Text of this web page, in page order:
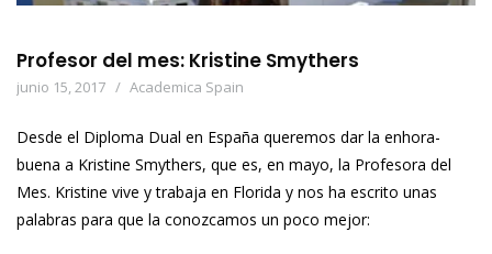
Profesor del mes: Kristine Smythers
junio 15, 2017 Academica Spain
Desde el Diploma Dual en España queremos dar la enhora-
buena a Kristine Smythers, que es, en mayo, la Profesora del
Mes. Kristine vive y trabaja en Florida y nos ha escrito unas
palabras para que la conozcamos un poco mejor: